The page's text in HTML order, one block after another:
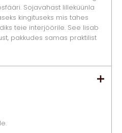
Sojavahast lilleküünla
kingituseks mis tahes
teie interjöörile. See lisab
pakkudes samas praktilist